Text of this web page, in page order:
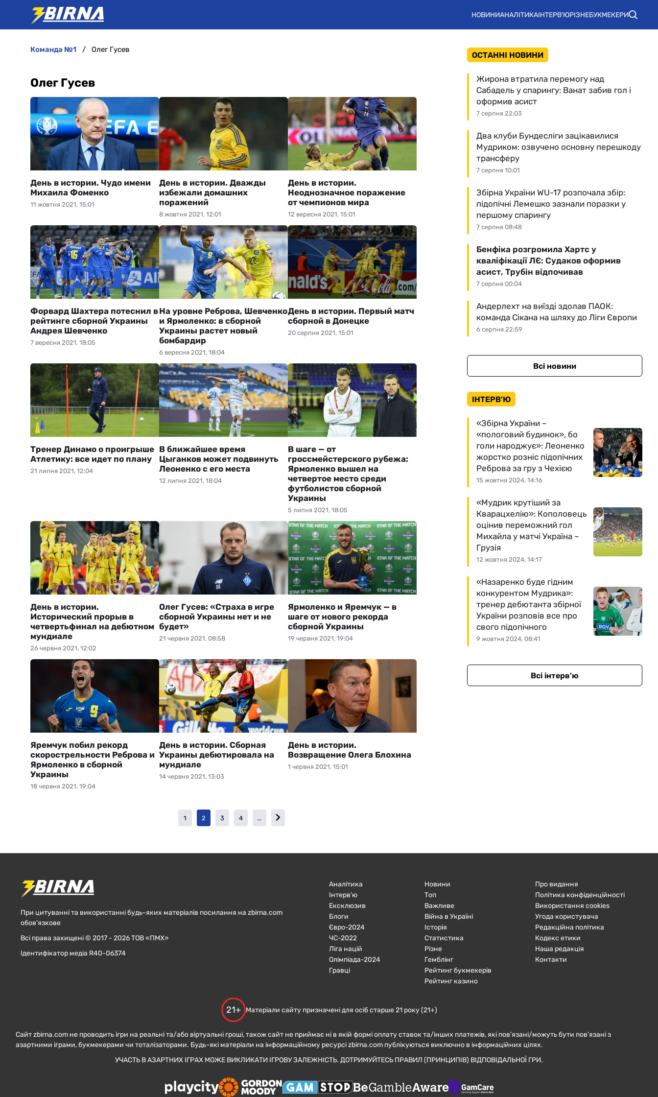
НОВИНИАНАЛІТИКАІНТЕРВ'ЮРІЗНЕБУКМЕКЕРИ
команда №1 Олег Гусев
Олег Гусев
11 жовтня 2021, 15:01
День в истории. Чудо имени
Михаила Фоменко
8 жовтня 2021, 12:01
День в истории. Дважды
избежали домашних
поражений
12 вересня 2021, 15:01
День в истории.
Неоднозначное поражение
от чемпионов мира
7 вересня 2021, 18:05
Форвард Шахтера потеснил в
рейтинге сборной Украины
Андрея Шевченко
6 вересня 2021, 18:04
На уровне Реброва, Шевченко
и Ярмоленко: в сборной
Украины растет новый
бомбардир
20 серпня 2021, 15:01
День в истории. Первый матч
сборной в Донецке
21 липня 2021, 12:04
Тренер Динамо о проигрыше
Атлетику: все идет по плану
12 липня 2021, 18:04
В ближайшее время
Цыганков может подвинуть
Леоненко с его места
5 липня 2021, 18:05
В шаге — от
гроссмейстерского рубежа:
Ярмоленко вышел на
четвертое место среди
футболистов сборной
Украины
26 червня 2021, 12:02
День в истории.
Исторический прорыв в
четвертьфинал на дебютном
мундиале
21 червня 2021, 08:58
Олег Гусев: «Страха в игре
сборной Украины нет и не
будет»
19 червня 2021, 19:04
Ярмоленко и Яремчук — в
шаге от нового рекорда
сборной Украины
18 червня 2021, 19:04
Яремчук побил рекорд
скорострельности Реброва и
Ярмоленко в сборной
Украины
14 червня 2021, 13:03
День в истории. Сборная
Украины дебютировала на
мундиале
1 червня 2021, 15:01
День в истории.
Возвращение Олега Блохина
1 2 3 4 ...
ОСТАННІ НОВИНИ
7 серпня 22:03
Жирона втратила перемогу над
Сабадель у спарингу: Ванат забив гол і
оформив асист
7 серпня 10:01
Два клуби Бундесліги зацікавилися
Мудриком: озвучено основну перешкоду
трансферу
7 серпня 08:48
Збірна України WU-17 розпочала збір:
підопічні Лемешко зазнали поразки у
першому спарингу
7 серпня 00:04
Бенфіка розгромила Хартс у
кваліфікації ЛЄ: Судаков оформив
асист, Трубін відпочивав
6 серпня 22:59
Андерлехт на виїзді здолав ПАОК:
команда Сікана на шляху до Ліги Європи
Всі новини
ІНТЕРВ'Ю
15 жовтня 2024, 14:16
«Збірна України –
«пологовий будинок», бо
голи народжує»: Леоненко
жорстко розніс підопічних
Реброва за гру з Чехією
12 жовтня 2024, 14:17
«Мудрик крутіший за
Кварацхелію»: Кополовець
оцінив переможний гол
Михайла у матчі Україна –
Грузія
9 жовтня 2024, 08:41
«Назаренко буде гідним
конкурентом Мудрика»:
тренер дебютанта збірної
України розповів все про
свого підопічного
Всі інтерв'ю
При цитуванні та використанні будь-яких матеріалів посилання на zbirna.com
обов'язкове
Всі права захищені © 2017 - 2026 ТОВ «ПМХ»
Ідентифікатор медіа R40-06374
Аналітика
Інтерв'ю
Ексклюзив
Блоги
Євро-2024
ЧC-2022
Ліга націй
Олімпіада-2024
Гравці
Новини
Топ
Важливе
Війна в Україні
Історія
Статистика
Різне
Гемблінг
Рейтинг букмекерів
Рейтинг казино
Про видання
Політика конфіденційності
Використання cookies
Угода користувача
Редакційна політика
Кодекс етики
Наша редакція
Контакти
21+ Матеріали сайту призначені для осіб старше 21 року (21+)
Сайт zbirna.com не проводить ігри на реальні та/або віртуальні гроші, також сайт не приймає ні в якій формі оплату ставок та/інших платежів, які пов’язані/можуть бути пов’язані з
азартними іграми, букмекерами чи тоталізаторами. Будь-які матеріали на інформаційному ресурсі zbirna.com публікуються виключно в інформаційних цілях.
УЧАСТЬ В АЗАРТНИХ ІГРАХ МОЖЕ ВИКЛИКАТИ ІГРОВУ ЗАЛЕЖНІСТЬ. ДОТРИМУЙТЕСЬ ПРАВИЛ (ПРИНЦИПІВ) ВІДПОВІДАЛЬНОЇ ГРИ.